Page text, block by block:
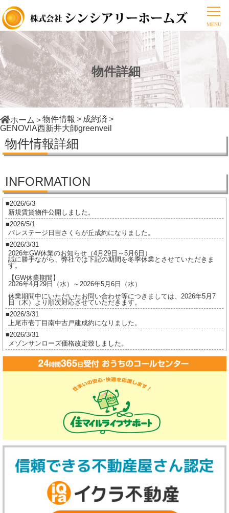
物件詳細
ホーム 物件情報
成約済
GENOVIA西新井大師greenveil
物件情報詳細
INFORMATION
2026/6/3
新規賃貸物件公開しました。
2026/5/1
パレステージ日吉さくらが丘成約になりました。
2026/3/31
2026年GW休業のお知らせ（4月29日～5月6日）
誠に勝手ながら、弊社では下記の期間を冬季休業とさせていただきま
す。
【GW休業期間】
2026年4月29日（水）～2026年5月6日（水）
休業期間中にいただいたお問い合わせ等につきましては、2026年5月7
日（木）より順次対応させていただきます。
2026/3/31
上尾市壱丁目南中古戸建成約になりました。
2026/3/31
メゾンサンローズ価格改定致しました。
2026/3/16
ジオ茅ヶ崎フレシアご成約になりました。
ジオ茅ヶ崎フレシア価格改定しました。
プレイスヴィラ喜多見成約になりました。
賃貸物件公開しました。
2025年冬季休業のお知らせ（12月27日～1月5日）
す。
【冬季休業期間】
休業期間中にいただいたお問い合わせ等につきましては、2026年1月6
日（火）より順次対応させていただきます。